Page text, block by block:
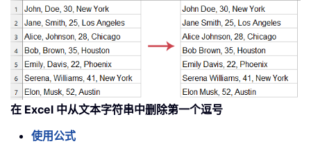
在 Excel 中从文本字符串中删除第一个逗号
使用公式